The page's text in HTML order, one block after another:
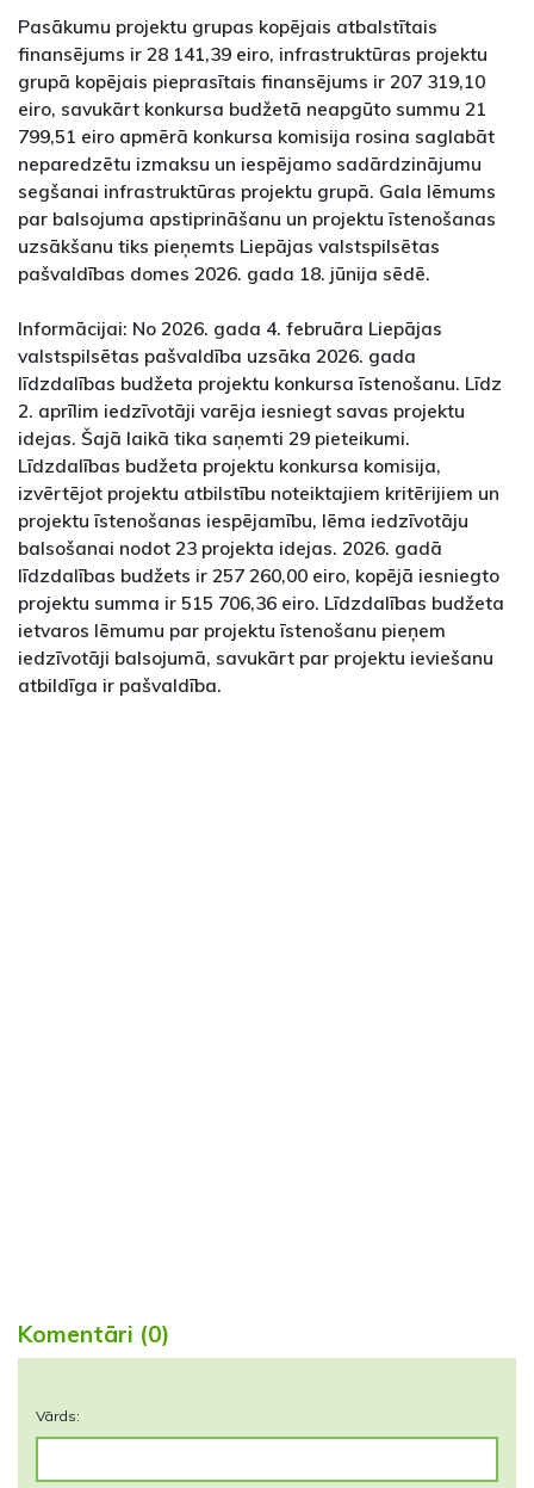
Pasākumu projektu grupas kopējais atbalstītais
finansējums ir 28 141,39 eiro, infrastruktūras projektu
grupā kopējais pieprasītais finansējums ir 207 319,10
eiro, savukārt konkursa budžetā neapgūto summu 21
799,51 eiro apmērā konkursa komisija rosina saglabāt
neparedzētu izmaksu un iespējamo sadārdzinājumu
segšanai infrastruktūras projektu grupā. Gala lēmums
par balsojuma apstiprināšanu un projektu īstenošanas
uzsākšanu tiks pieņemts Liepājas valstspilsētas
pašvaldības domes 2026. gada 18. jūnija sēdē.
Informācijai: No 2026. gada 4. februāra Liepājas
valstspilsētas pašvaldība uzsāka 2026. gada
līdzdalības budžeta projektu konkursa īstenošanu. Līdz
2. aprīlim iedzīvotāji varēja iesniegt savas projektu
idejas. Šajā laikā tika saņemti 29 pieteikumi.
Līdzdalības budžeta projektu konkursa komisija,
izvērtējot projektu atbilstību noteiktajiem kritērijiem un
projektu īstenošanas iespējamību, lēma iedzīvotāju
balsošanai nodot 23 projekta idejas. 2026. gadā
līdzdalības budžets ir 257 260,00 eiro, kopējā iesniegto
projektu summa ir 515 706,36 eiro. Līdzdalības budžeta
ietvaros lēmumu par projektu īstenošanu pieņem
iedzīvotāji balsojumā, savukārt par projektu ieviešanu
atbildīga ir pašvaldība.
Komentāri (0)
Vārds: